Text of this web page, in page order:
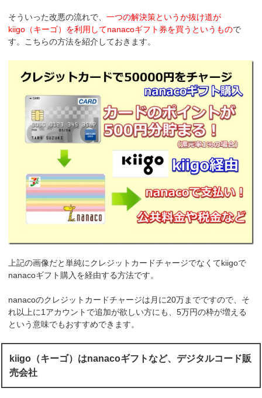
そういった改悪の流れで、一つの解決策というか抜け道が
kiigo（キーゴ）を利用してnanacoギフト券を買うというもので
す。こちらの方法を紹介しておきます。
上記の画像だと単純にクレジットカードチャージでなくてkiigoで
nanacoギフト購入を経由する方法です。
nanacoのクレジットカードチャージは月に20万までですので、そ
れ以上に1アカウントで追加が欲しい方にも、5万円の枠が増える
という意味でもおすすめできます。
kiigo（キーゴ）はnanacoギフトなど、デジタルコード販
売会社